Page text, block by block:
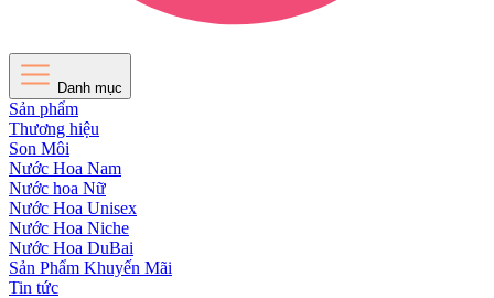
Danh mục
Sản phẩm
Thương hiệu
Son Môi
Nước Hoa Nam
Nước hoa Nữ
Nước Hoa Unisex
Nước Hoa Niche
Nước Hoa DuBai
Sản Phẩm Khuyến Mãi
Tin tức